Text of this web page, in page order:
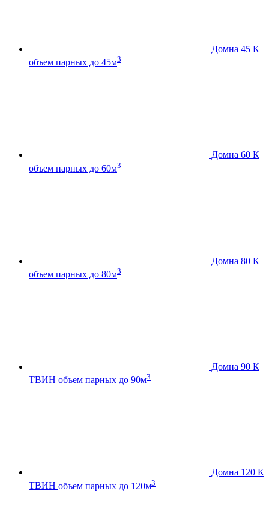
Домна 45 К
объем парных до 45м3
Домна 60 К
объем парных до 60м3
Домна 80 К
объем парных до 80м3
Домна 90 К
ТВИН объем парных до 90м3
Домна 120 К
ТВИН объем парных до 120м3